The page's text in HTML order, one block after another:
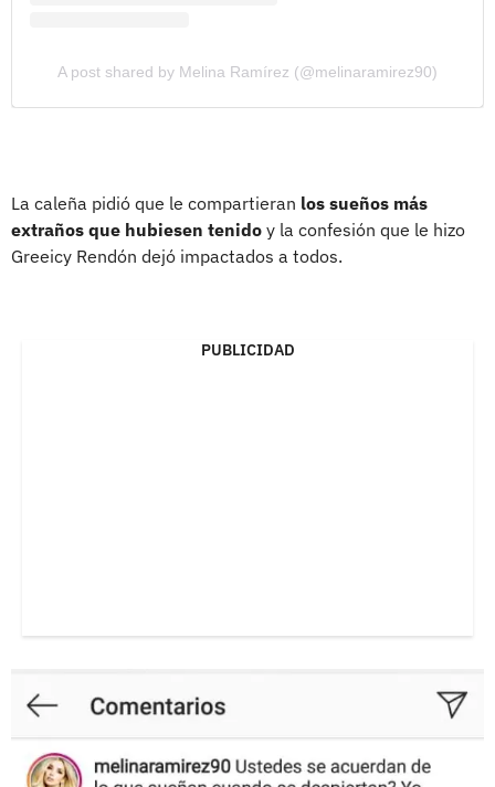
A post shared by Melina Ramírez (@melinaramirez90)
La caleña pidió que le compartieran los sueños más
extraños que hubiesen tenido y la confesión que le hizo
Greeicy Rendón dejó impactados a todos.
PUBLICIDAD